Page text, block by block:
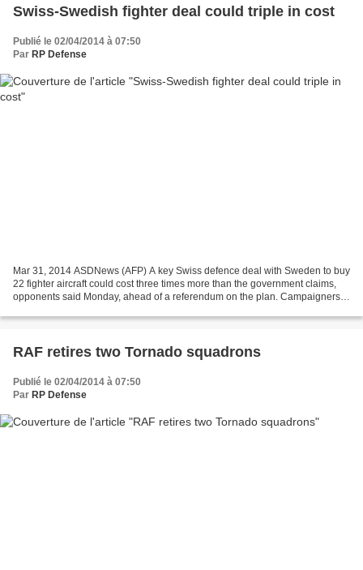
Swiss-Swedish fighter deal could triple in cost
Publié le 02/04/2014 à 07:50
Par RP Defense
Mar 31, 2014 ASDNews (AFP) A key Swiss defence deal with Sweden to buy
22 fighter aircraft could cost three times more than the government claims,
opponents said Monday, ahead of a referendum on the plan. Campaigners
RAF retires two Tornado squadrons
Publié le 02/04/2014 à 07:50
Par RP Defense